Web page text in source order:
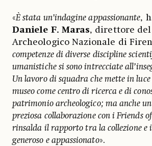
«È stata un’indagine appassionante,
Daniele F. Maras, direttore del
Archeologico Nazionale di
competenze di diverse discipline
umanistiche si sono intrecciate
Un lavoro di squadra che mette in
museo come centro di ricerca e di
patrimonio archeologico; ma anche
preziosa collaborazione con i Friends
rinsalda il rapporto tra la collezione e
generoso e appassionato».